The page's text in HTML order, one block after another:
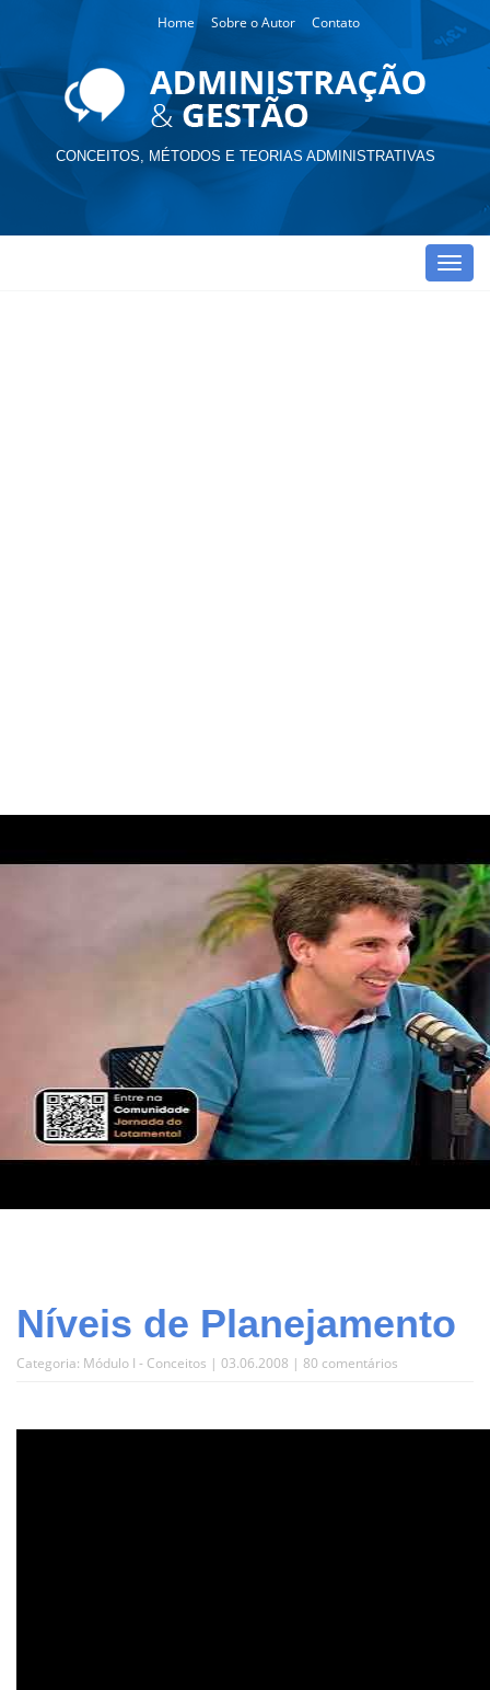
Home Sobre o Autor Contato
CONCEITOS, MÉTODOS E TEORIAS ADMINISTRATIVAS
Níveis de Planejamento
Categoria: Módulo I - Conceitos | 03.06.2008 | 80 comentários